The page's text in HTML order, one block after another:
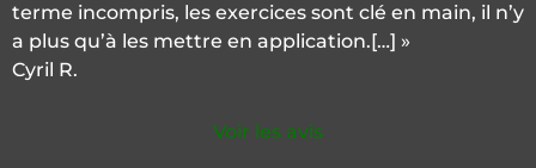
terme incompris, les exercices sont clé en main, il n’y
a plus qu’à les mettre en application.[…] »
Cyril R.
Voir les avis